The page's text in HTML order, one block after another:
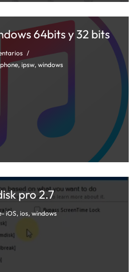
64bits y 32 bits
, ipsw, windows
pro 2.7
iOS, ios, windows